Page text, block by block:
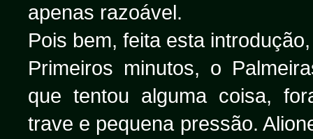
apenas razoável.
Pois bem, feita esta
Primeiros minutos, o
que tentou alguma coisa,
trave e pequena pressão.